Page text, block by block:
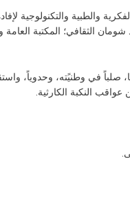
والطبية والتكنولوجية
منتدى عبد الحميد شومان الثقافي؛
في وطنيًته، وحدوياً،
النكبة الكارثية.